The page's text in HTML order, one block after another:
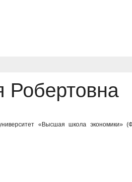
университет «Высшая школа